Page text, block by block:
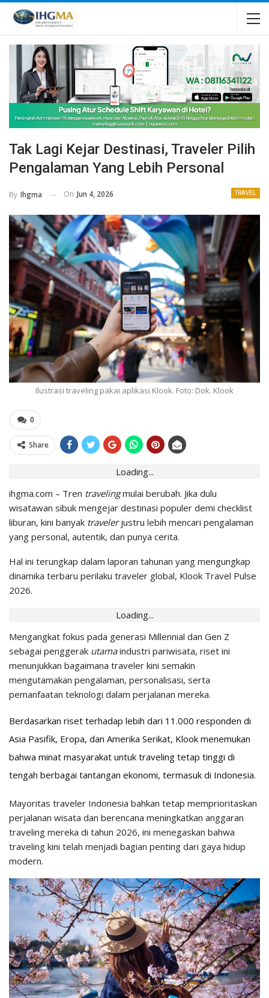
Tak Lagi Kejar Destinasi, Traveler Pilih
Pengalaman Yang Lebih Personal
TRAVEL
By Ihgma On Jun 4, 2026
Ilustrasi traveling pakai aplikasi Klook. Foto: Dok. Klook
0
Share
Loading...
ihgma.com – Tren travelingmulai berubah. Jika dulu
wisatawan sibuk mengejar destinasi populer demi checklist
liburan, kini banyak travelerjustru lebih mencari pengalaman
yang personal, autentik, dan punya cerita.
Hal ini terungkap dalam laporan tahunan yang mengungkap
dinamika terbaru perilaku traveler global, Klook Travel Pulse
2026.
Loading...
Mengangkat fokus pada generasi Millennial dan Gen Z
sebagai penggerak utamaindustri pariwisata, riset ini
menunjukkan bagaimana traveler kini semakin
mengutamakan pengalaman, personalisasi, serta
pemanfaatan teknologi dalam perjalanan mereka.
Berdasarkan riset terhadap lebih dari 11.000 responden di
Asia Pasifik, Eropa, dan Amerika Serikat, Klook menemukan
bahwa minat masyarakat untuk traveling tetap tinggi di
tengah berbagai tantangan ekonomi, termasuk di Indonesia.
Mayoritas traveler Indonesia bahkan tetap memprioritaskan
perjalanan wisata dan berencana meningkatkan anggaran
traveling mereka di tahun 2026, ini menegaskan bahwa
traveling kini telah menjadi bagian penting dari gaya hidup
modern.